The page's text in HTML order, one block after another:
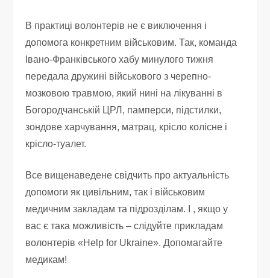
В практиці волонтерів не є виключення і
допомога конкретним військовим. Так, команда
Івано-Франківського хабу минулого тижня
передала дружині військового з черепно-
мозковою травмою, який нині на лікуванні в
Богородчанській ЦРЛ, памперси, підстилки,
зондове харчування, матрац, крісло колісне і
крісло-туалет.
Все вищенаведене свідчить про актуальність
допомоги як цивільним, так і військовим
медичним закладам та підрозділам. І , якщо у
вас є така можливість – слідуйте прикладам
волонтерів «Help for Ukraine». Допомагайте
медикам!